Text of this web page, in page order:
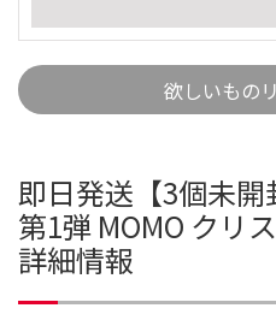
欲しいもの
即日発送【3個未
第1弾 MOMO クリ
詳細情報